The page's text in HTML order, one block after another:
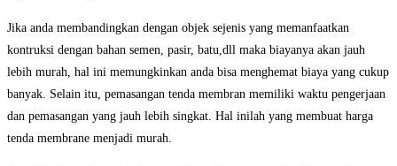
Jika anda membandingkan dengan objek sejenis yang memanfaatkan
kontruksi dengan bahan semen, pasir, batu,dll maka biayanya akan jauh
lebih murah, hal ini memungkinkan anda bisa menghemat biaya yang cukup
banyak. Selain itu, pemasangan tenda membran memiliki waktu pengerjaan
dan pemasangan yang jauh lebih singkat. Hal inilah yang membuat harga
tenda membrane menjadi murah.